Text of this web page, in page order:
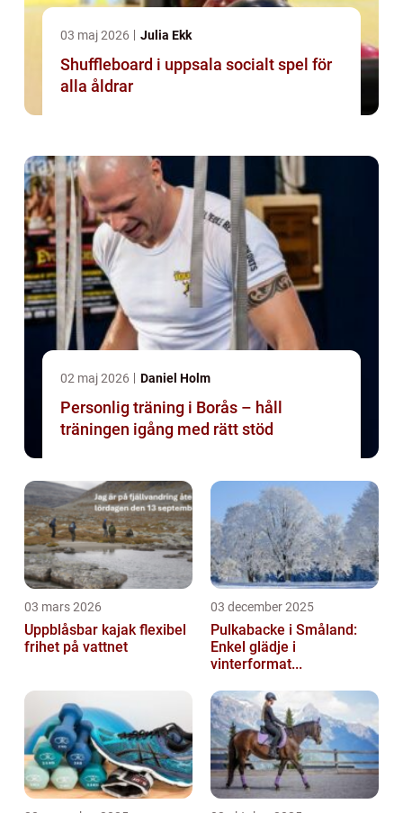
03 maj 2026 Julia Ekk
Shuffleboard i uppsala socialt spel för
alla åldrar
02 maj 2026 Daniel Holm
Personlig träning i Borås – håll
träningen igång med rätt stöd
03 mars 2026
Uppblåsbar kajak flexibel
frihet på vattnet
03 december 2025
Pulkabacke i Småland:
Enkel glädje i
vinterformat...